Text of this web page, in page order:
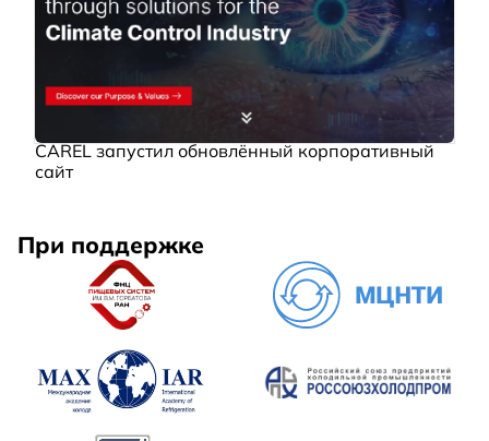
CAREL запустил обновлённый корпоративный
сайт
При поддержке